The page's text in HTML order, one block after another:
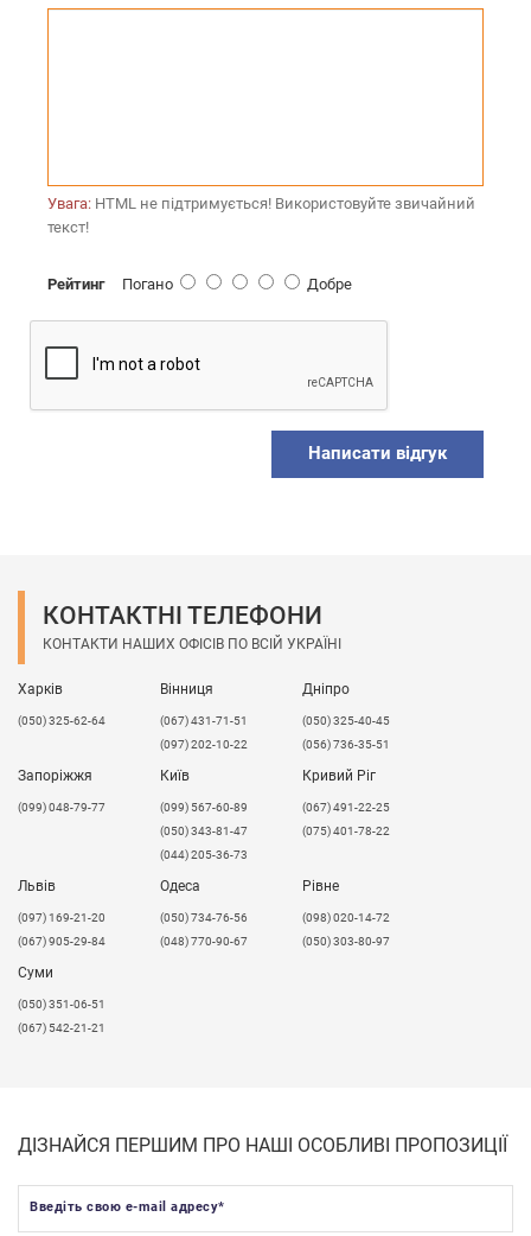
Увага: HTML не підтримується! Використовуйте звичайний
текст!
РейтингПогано Добре
Написати відгук
КОНТАКТНІ ТЕЛЕФОНИ
КОНТАКТИ НАШИХ ОФІСІВ ПО ВСІЙ УКРАЇНІ
Харків
(050) 325-62-64
Вінниця
(067) 431-71-51
(097) 202-10-22
Дніпро
(050) 325-40-45
(056) 736-35-51
Запоріжжя
(099) 048-79-77
Київ
(099) 567-60-89
(050) 343-81-47
(044) 205-36-73
Кривий Ріг
(067) 491-22-25
(075) 401-78-22
Львів
​(097) 169-21-20
(067) 905-29-84
Одеса
(050) 734-76-56
(048) 770-90-67
Рівне
(098) 020-14-72
(050) 303-80-97
Суми
(050) 351-06-51
(067) 542-21-21
ДІЗНАЙСЯ ПЕРШИМ ПРО НАШІ ОСОБЛИВІ ПРОПОЗИЦІЇ
Введіть свою e-mail адресу*